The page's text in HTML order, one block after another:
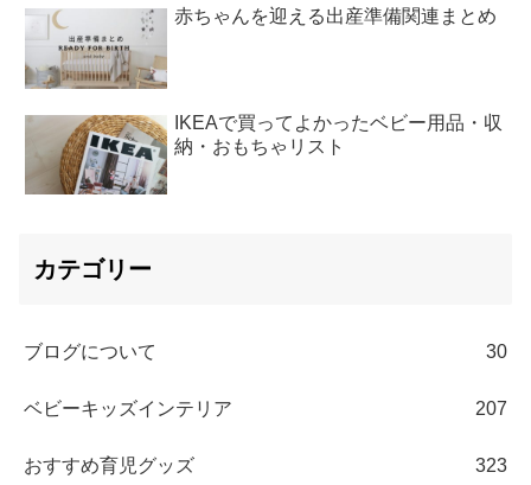
赤ちゃんを迎える出産準備関連まとめ
IKEAで買ってよかったベビー用品・収
納・おもちゃリスト
カテゴリー
ブログについて 30
ベビーキッズインテリア 207
おすすめ育児グッズ 323